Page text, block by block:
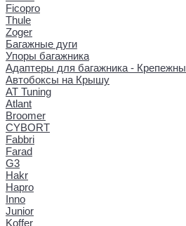
Ficopro
Thule
Zoger
Багажные дуги
Упоры багажника
Адаптеры для багажника -
Автобоксы на Крышу
AT Tuning
Atlant
Broomer
CYBORT
Fabbri
Farad
G3
Hakr
Hapro
Inno
Junior
Koffer